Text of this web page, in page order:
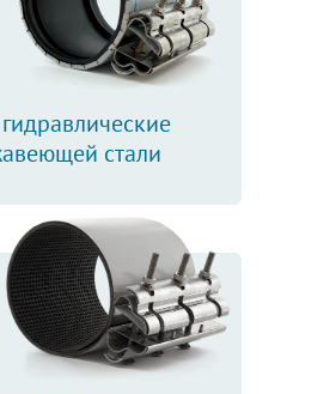
стали